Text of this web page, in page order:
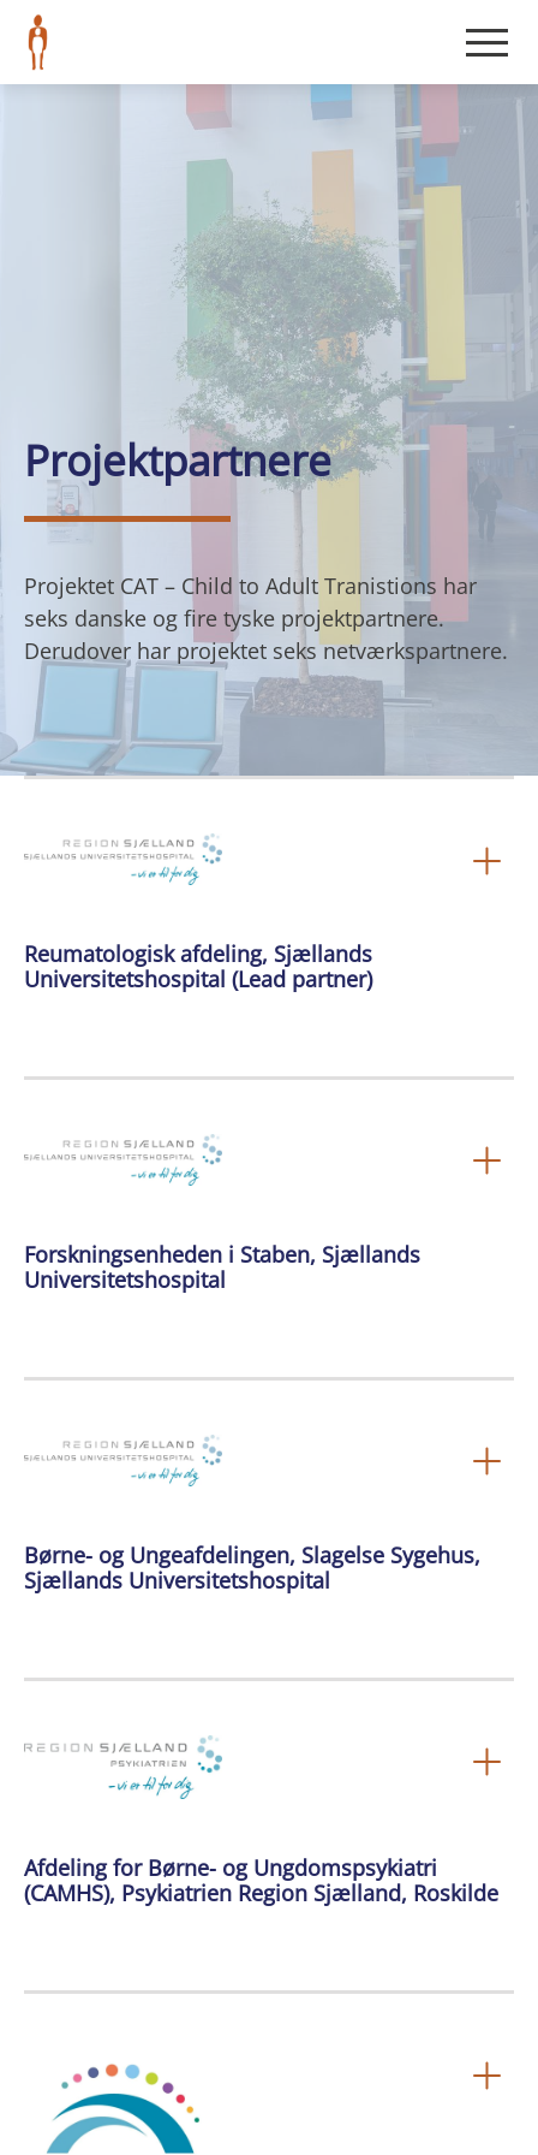
Projektpartnere
Projektet CAT – Child to Adult Tranistions har
seks danske og fire tyske projektpartnere.
Derudover har projektet seks netværkspartnere.
Reumatologisk afdeling, Sjællands
Universitetshospital (Lead partner)
Forskningsenheden i Staben, Sjællands
Universitetshospital
Børne- og Ungeafdelingen, Slagelse Sygehus,
Sjællands Universitetshospital
Afdeling for Børne- og Ungdomspsykiatri
(CAMHS), Psykiatrien Region Sjælland, Roskilde